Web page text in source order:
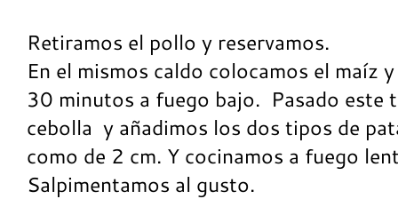
Retiramos el pollo y reservamos.
En el mismos caldo colocamos el maíz
30 minutos a fuego bajo. Pasado este
cebolla y añadimos los dos tipos de
como de 2 cm. Y cocinamos a fuego
Salpimentamos al gusto.